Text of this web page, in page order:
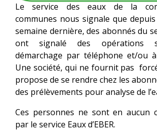
Le service des eaux de la
communes nous signale que
semaine dernière, des abonnés du
ont signalé des opérations
démarchage par téléphone et/ou
Une société, qui ne fournit pas
propose de se rendre chez les
des prélèvements pour analyse de
Ces personnes ne sont en aucun
par le service Eaux d’EBER.